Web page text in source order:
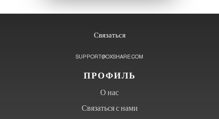
Связаться
SUPPORT@OXSHARE.COM
ПРОФИЛЬ
О нас
Связаться с нами